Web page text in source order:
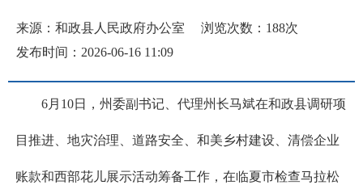
来源：和政县人民政府办公室 浏览次数： 188次
发布时间：2026-06-16 11:09
6月10日，州委副书记、代理州长马斌在和政县调研项
目推进、地灾治理、道路安全、和美乡村建设、清偿企业
账款和西部花儿展示活动筹备工作，在临夏市检查马拉松